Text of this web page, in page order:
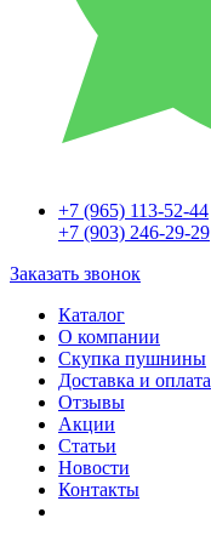
+7 (965) 113-52-44
+7 (903) 246-29-29
Заказать звонок
Каталог
О компании
Скупка пушнины
Доставка и оплата
Отзывы
Акции
Статьи
Новости
Контакты